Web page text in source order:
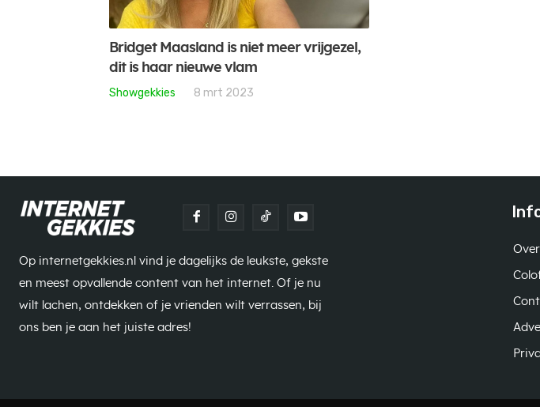
Bridget Maasland is niet meer vrijgezel,
dit is haar nieuwe vlam
Showgekkies 8 mrt 2023
Op internetgekkies.nl vind je dagelijks de leukste, gekste
en meest opvallende content van het internet. Of je nu
wilt lachen, ontdekken of je vrienden wilt verrassen, bij
ons ben je aan het juiste adres!